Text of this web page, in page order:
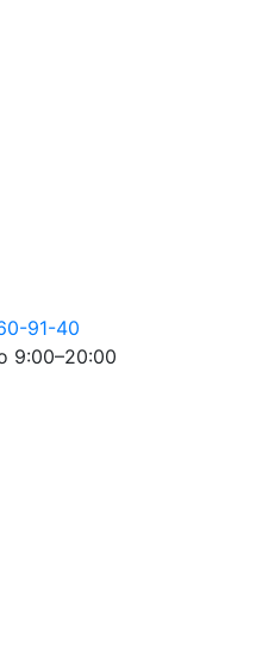
91-40
9:00–20:00